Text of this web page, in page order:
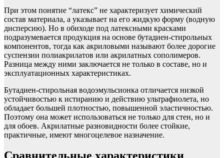
При этом понятие “латекс” не характеризует химический
состав материала, а указывает на его жидкую форму (водную
дисперсию). Но в обиходе под латексными красками
подразумевается продукция на основе бутадиен-стирольных
компонентов, тогда как акриловыми называют более дорогие
суспензии полиакрилатов или акрилатных сополимеров.
Разница между ними заключается не только в составе, но и
эксплуатационных характеристиках.
Бутадиен-стирольная водоэмульсионка отличается низкой
устойчивостью к истиранию и действию ультрафиолета, но
обладает большей плотностью, повышенной эластичностью.
Поэтому она может использоваться не только для стен, но и
для обоев. Акрилатные разновидности более стойкие,
практичные, имеют многоцелевое назначение.